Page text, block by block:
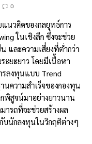
0
นวคิดของกลยุทธ์การ
ในเชิงลึก ซึ่งจะช่วย
และความเสี่ยงที่ต่ำกว่า
ะยะยาว โดยมีเนื้อหา
รลงทุนแบบ Trend
นความสำเร็จของกองทุน
พิสูจน์มาอย่างยาวนาน
รถที่จะช่วยสร้างผล
นักลงทุนในวิกฤติต่างๆ